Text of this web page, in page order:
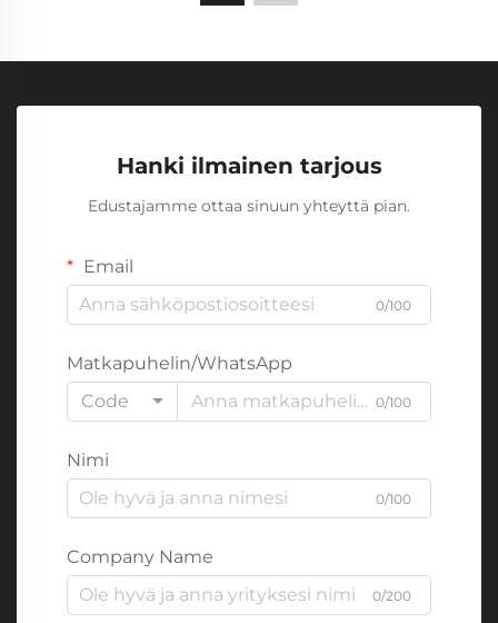
Hanki ilmainen tarjous
Edustajamme ottaa sinuun yhteyttä pian.
Email
0/100
Matkapuhelin/WhatsApp
Code
0/100
Nimi
0/100
Company Name
0/200